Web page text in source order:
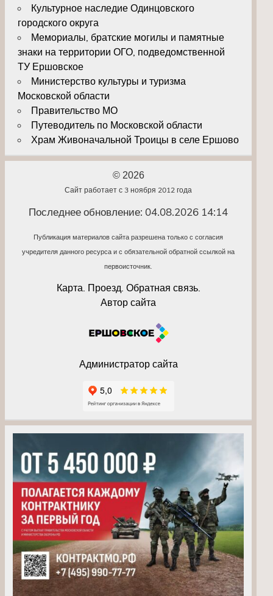
Культурное наследие Одинцовского
городского округа
Мемориалы, братские могилы и памятные
знаки на территории ОГО, подведомственной
ТУ Ершовское
Министерство культуры и туризма
Московской области
Правительство МО
Путеводитель по Московской области
Храм Живоначальной Троицы в селе Ершово
© 2026
Сайт работает с 3 ноября 2012 года
Последнее обновление: 04.08.2026 14:14
Публикация материалов сайта разрешена только с согласия
учредителя данного ресурса и с обязательной обратной ссылкой на
первоисточник.
Карта. Проезд. Обратная связь.
Автор сайта
Администратор сайта